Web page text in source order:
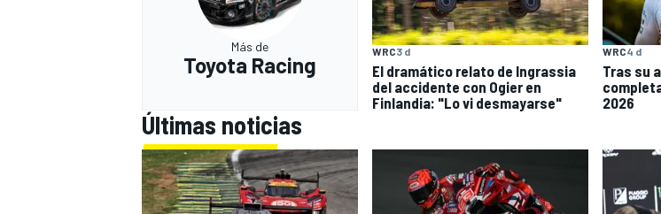
Más de
Toyota Racing
WRC3 d
El dramático relato de Ingrassia
del accidente con Ogier en
Finlandia: "Lo vi desmayarse"
WRC4 d
Tras su
2026
Últimas noticias